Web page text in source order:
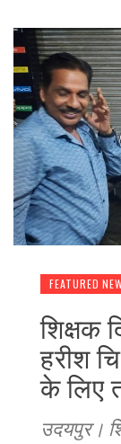
FEATURED
शिक्षक
हरीश
के लिए
उदयपुर।